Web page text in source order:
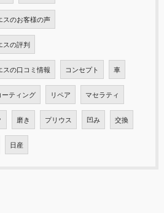
スのお客様の声
スの評判
スの口コミ情報 コンセプト 車
ーティング リペア マセラティ
磨き プリウス 凹み 交換
日産